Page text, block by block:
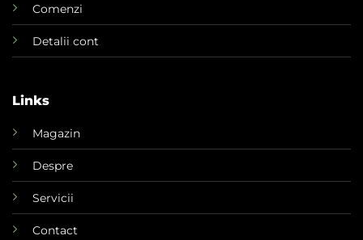
Comenzi
Detalii cont
Links
Magazin
Despre
Servicii
Contact